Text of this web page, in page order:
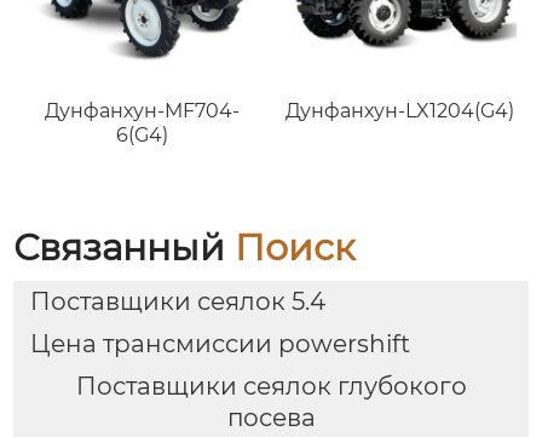
Дунфанхун-MF704-
6(G4)
Дунфанхун-LX1204(G4)
Связанный Поиск
Поставщики сеялок 5.4
Цена трансмиссии powershift
Поставщики сеялок глубокого
посева